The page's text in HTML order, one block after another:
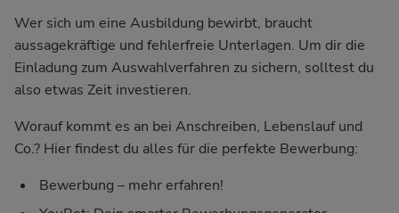
Wer sich um eine Ausbildung bewirbt, braucht
aussagekräftige und fehlerfreie Unterlagen. Um dir die
Einladung zum Auswahlverfahren zu sichern, solltest du
also etwas Zeit investieren.
Worauf kommt es an bei Anschreiben, Lebenslauf und
Co.? Hier findest du alles für die perfekte Bewerbung:
Bewerbung – mehr erfahren!